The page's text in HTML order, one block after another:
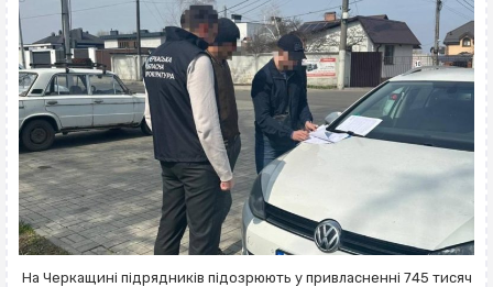
На Черкащині підрядників підозрюють у привласненні 745 тисяч